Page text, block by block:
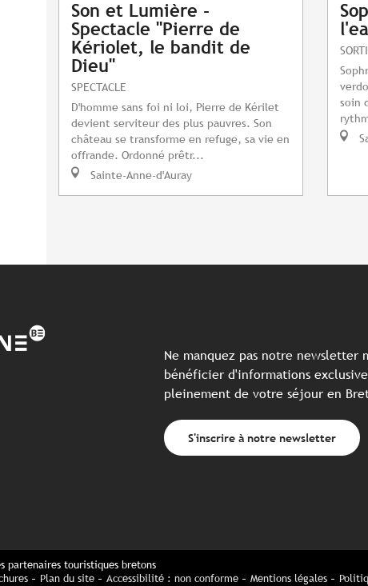
Son et Lumière -
Spectacle "Pierre de
Kériolet, le bandit de
Dieu"
SPECTACLE
D'homme sans foi ni loi, Pierre de Kérilet
devient serviteur des plus pauvres. Son
château se transforme en refuge, sa vie en
offrande. Ordonné prêtr...
Sainte-Anne-d'Auray
soin
Ne manquez pas notre newsletter
bénéficier d'informations
pleinement de votre séjour en
S'inscrire à notre newsletter
partenaires touristiques bretons
Plan du site Accessibilité : non conforme Mentions légales